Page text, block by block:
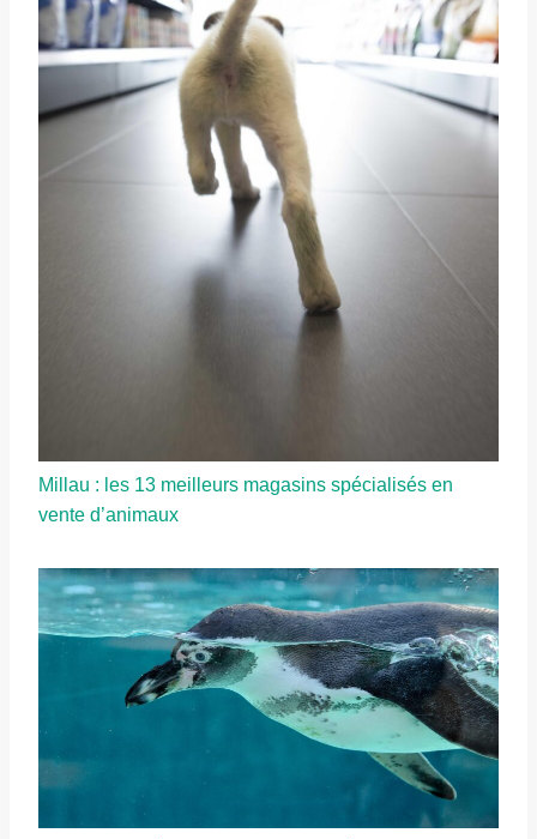
Millau : les 13 meilleurs magasins spécialisés en
vente d’animaux